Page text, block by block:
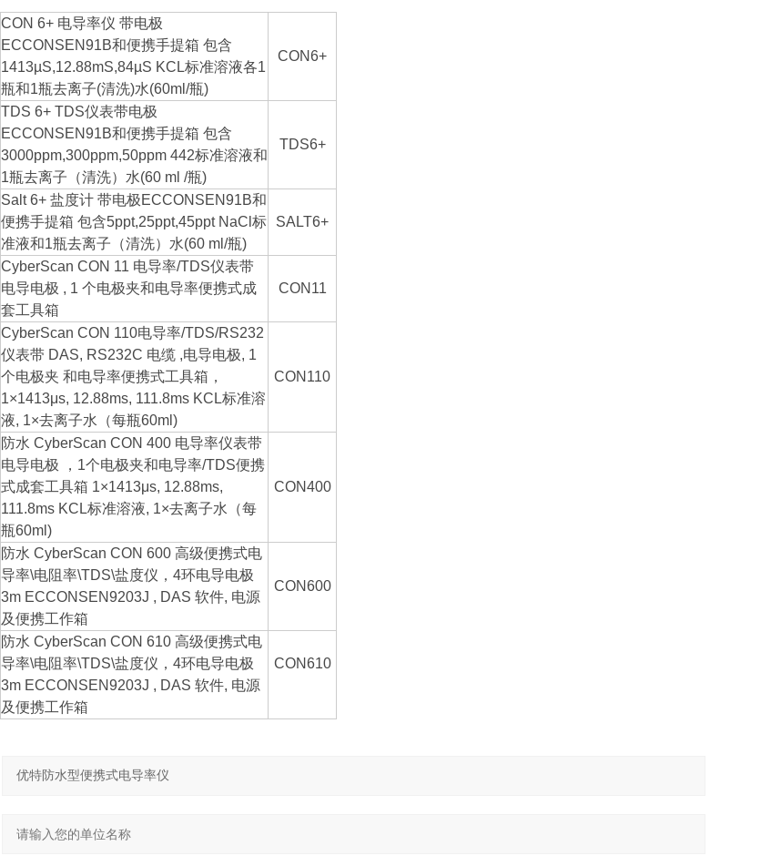
CON 6+ 电导率仪 带电极
ECCONSEN91B和便携手提箱 包含
1413µS,12.88mS,84µS KCL标准溶液各1
瓶和1瓶去离子(清洗)水(60ml/瓶)
CON6+
TDS 6+ TDS仪表带电极
ECCONSEN91B和便携手提箱 包含
3000ppm,300ppm,50ppm 442标准溶液和
1瓶去离子（清洗）水(60 ml /瓶)
TDS6+
Salt 6+ 盐度计 带电极ECCONSEN91B和
便携手提箱 包含5ppt,25ppt,45ppt NaCl标
准液和1瓶去离子（清洗）水(60 ml/瓶)
SALT6+
CyberScan CON 11 电导率/TDS仪表带
电导电极 , 1 个电极夹和电导率便携式成
套工具箱
CON11
CyberScan CON 110电导率/TDS/RS232
仪表带 DAS, RS232C 电缆 ,电导电极, 1
个电极夹 和电导率便携式工具箱，
1×1413μs, 12.88ms, 111.8ms KCL标准溶
液, 1×去离子水（每瓶60ml)
CON110
防水 CyberScan CON 400 电导率仪表带
电导电极 ，1个电极夹和电导率/TDS便携
式成套工具箱 1×1413μs, 12.88ms,
111.8ms KCL标准溶液, 1×去离子水（每
瓶60ml)
CON400
防水 CyberScan CON 600 高级便携式电
导率\电阻率\TDS\盐度仪，4环电导电极
3m ECCONSEN9203J , DAS 软件, 电源
及便携工作箱
CON600
防水 CyberScan CON 610 高级便携式电
导率\电阻率\TDS\盐度仪，4环电导电极
3m ECCONSEN9203J , DAS 软件, 电源
及便携工作箱
CON610